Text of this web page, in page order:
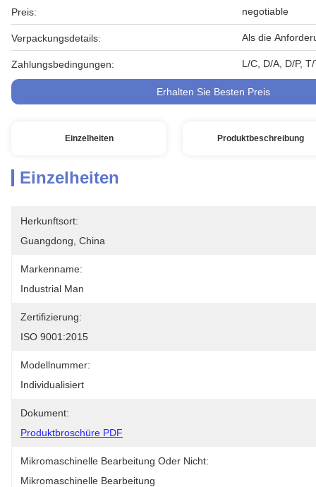
Preis: negotiable
Verpackungsdetails: Als die
Zahlungsbedingungen: L/C, D/A, D/P,
Erhalten Sie Besten Preis
Einzelheiten Produktbeschreibung
Einzelheiten
Herkunftsort:
Guangdong, China
Markenname:
Industrial Man
Zertifizierung:
ISO 9001:2015
Modellnummer:
Individualisiert
Dokument:
Produktbroschüre PDF
Mikromaschinelle Bearbeitung Oder Nicht:
Mikromaschinelle Bearbeitung